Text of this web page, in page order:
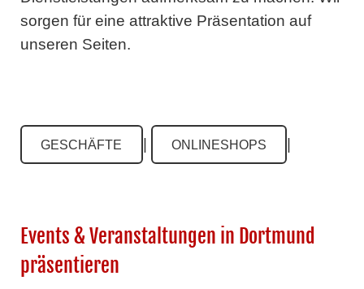
sorgen für eine attraktive Präsentation auf
unseren Seiten.
GESCHÄFTE | ONLINESHOPS |
Events & Veranstaltungen in Dortmund
präsentieren